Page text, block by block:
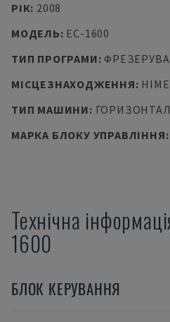
РІК: 2008
МОДЕЛЬ: EC-1600
ТИП ПРОГРАМИ:
МІСЦЕЗНАХОДЖЕННЯ:
ТИП МАШИНИ:
МАРКА БЛОКУ УПРАВЛІННЯ:
Технічна
1600
БЛОК КЕРУВАННЯ